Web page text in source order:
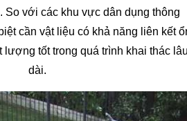
So với các khu vực dân dụng thông
cần vật liệu có khả năng liên kết
lượng tốt trong quá trình khai thác
dài.